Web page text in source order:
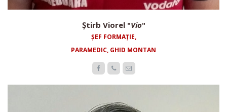
Știrb Viorel "Vio"
ȘEF FORMAȚIE,
PARAMEDIC, GHID MONTAN
  